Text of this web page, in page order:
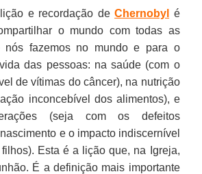
e recordação deChernobyl
é
o mundo com todas as
nós fazemos no mundo e para o
das pessoas: na saúde (com o
de vítimas do câncer), na nutrição
inconcebível dos alimentos), e
(seja com os defeitos
e o impacto indiscernível
Esta é a lição que, na Igreja,
É a definição mais importante